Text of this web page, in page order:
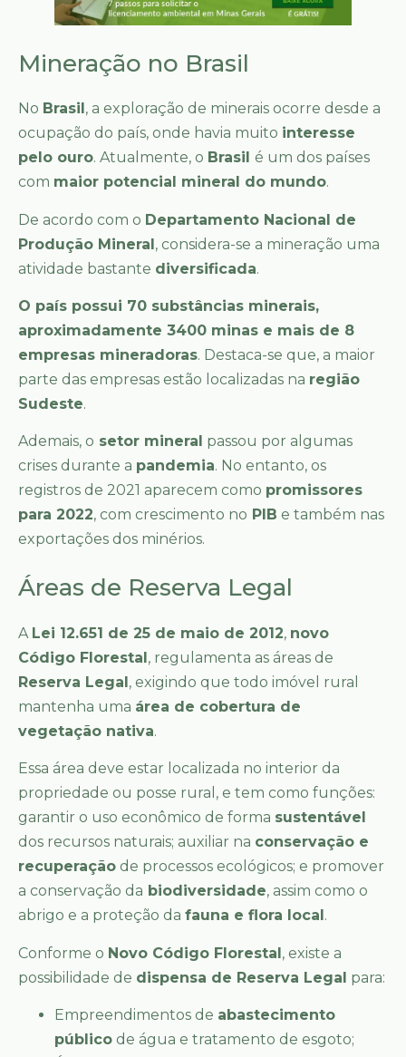
Mineração no Brasil
No Brasil , a exploração de minerais ocorre desde a
ocupação do país, onde havia muito interesse
pelo ouro. Atualmente, o Brasil é um dos países
com maior potencial mineral do mundo.
De acordo com o Departamento Nacional de
Produção Mineral, considera-se a mineração uma
atividade bastante diversificada.
O país possui 70 substâncias minerais,
aproximadamente 3400 minas e mais de 8
empresas mineradoras. Destaca-se que, a maior
parte das empresas estão localizadas na região
Sudeste.
Ademais, o setor mineral passou por algumas
crises durante a pandemia. No entanto, os
registros de 2021 aparecem como promissores
para 2022, com crescimento no PIB e também nas
exportações dos minérios.
Áreas de Reserva Legal
A Lei 12.651 de 25 de maio de 2012, novo
Código Florestal, regulamenta as áreas de
Reserva Legal, exigindo que todo imóvel rural
mantenha uma área de cobertura de
vegetação nativa.
Essa área deve estar localizada no interior da
propriedade ou posse rural, e tem como funções:
garantir o uso econômico de forma sustentável
dos recursos naturais; auxiliar na conservação e
recuperação de processos ecológicos; e promover
a conservação da biodiversidade, assim como o
abrigo e a proteção da fauna e flora local .
Conforme o Novo Código Florestal, existe a
possibilidade de dispensa de Reserva Legal para:
Empreendimentos de abastecimento
público de água e tratamento de esgoto;